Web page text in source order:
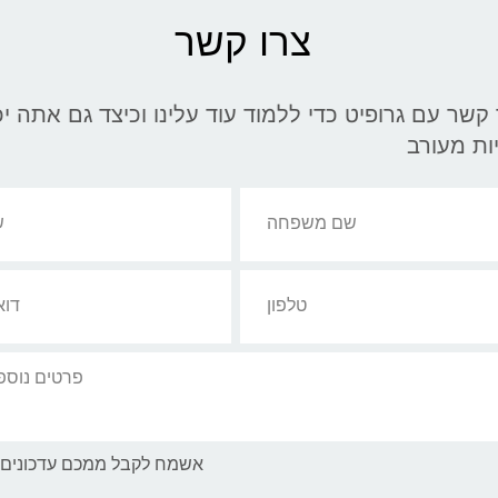
צרו קשר
קשר עם גרופיט כדי ללמוד עוד עלינו וכיצד גם אתה
מעורב
אשמח לקבל ממכם עדכונים